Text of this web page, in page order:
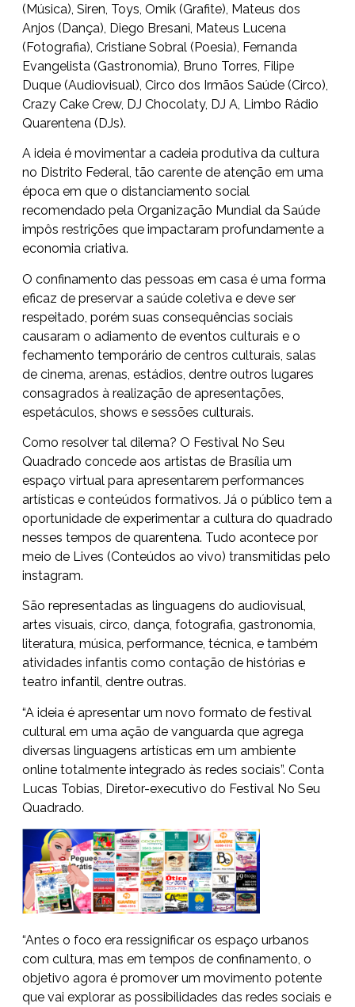
(Música), Siren, Toys, Omik (Grafite), Mateus dos
Anjos (Dança), Diego Bresani, Mateus Lucena
(Fotografia), Cristiane Sobral (Poesia), Fernanda
Evangelista (Gastronomia), Bruno Torres, Filipe
Duque (Audiovisual), Circo dos Irmãos Saúde (Circo),
Crazy Cake Crew, DJ Chocolaty, DJ A, Limbo Rádio
Quarentena (DJs).
A ideia é movimentar a cadeia produtiva da cultura
no Distrito Federal, tão carente de atenção em uma
época em que o distanciamento social
recomendado pela Organização Mundial da Saúde
impôs restrições que impactaram profundamente a
economia criativa.
O confinamento das pessoas em casa é uma forma
eficaz de preservar a saúde coletiva e deve ser
respeitado, porém suas consequências sociais
causaram o adiamento de eventos culturais e o
fechamento temporário de centros culturais, salas
de cinema, arenas, estádios, dentre outros lugares
consagrados à realização de apresentações,
espetáculos, shows e sessões culturais.
Como resolver tal dilema? O Festival No Seu
Quadrado concede aos artistas de Brasília um
espaço virtual para apresentarem performances
artísticas e conteúdos formativos. Já o público tem a
oportunidade de experimentar a cultura do quadrado
nesses tempos de quarentena. Tudo acontece por
meio de Lives (Conteúdos ao vivo) transmitidas pelo
instagram.
São representadas as linguagens do audiovisual,
artes visuais, circo, dança, fotografia, gastronomia,
literatura, música, performance, técnica, e também
atividades infantis como contação de histórias e
teatro infantil, dentre outras.
“A ideia é apresentar um novo formato de festival
cultural em uma ação de vanguarda que agrega
diversas linguagens artísticas em um ambiente
online totalmente integrado às redes sociais”. Conta
Lucas Tobias, Diretor-executivo do Festival No Seu
Quadrado.
“Antes o foco era ressignificar os espaço urbanos
com cultura, mas em tempos de confinamento, o
objetivo agora é promover um movimento potente
que vai explorar as possibilidades das redes sociais e